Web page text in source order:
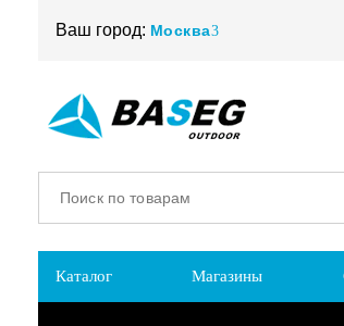
Ваш город: Москва
Каталог Магазины